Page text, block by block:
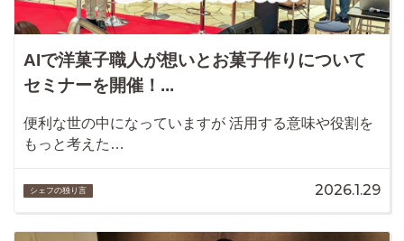
AIで洋菓子職人が想いとお菓子作りについて
セミナーを開催！...
便利な世の中になっていますが 活用する意味や役割を
もっと考えた…
シェフの独り言 2026.1.29